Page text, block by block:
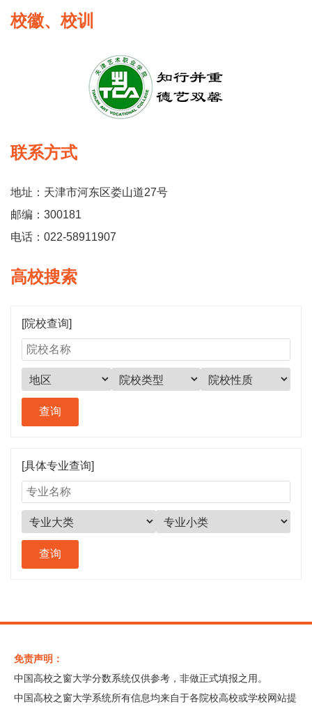
校徽、校训
联系方式
地址：天津市河东区娄山道27号
邮编：300181
电话：022-58911907
高校搜索
[院校查询]
[具体专业查询]
免责声明：
中国高校之窗大学分数系统仅供参考，非做正式填报之用。
中国高校之窗大学系统所有信息均来自于各院校高校或学校网站提